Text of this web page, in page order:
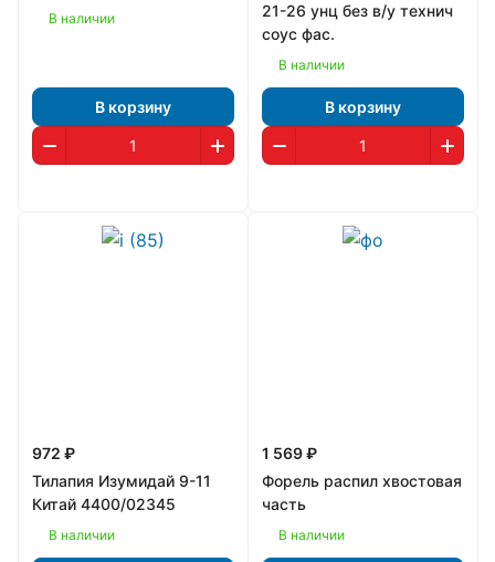
В наличии
В корзину
21-26 унц без в/у технич
соус фас.
В наличии
В корзину
972 ₽
Тилапия Изумидай 9-11
Китай 4400/02345
В наличии
1 569 ₽
Форель распил хвостовая
часть
В наличии